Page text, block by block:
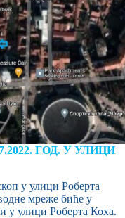
ГОД. У УЛИЦИ
у улици Роберта
мреже биће у
у улици Роберта Коха.